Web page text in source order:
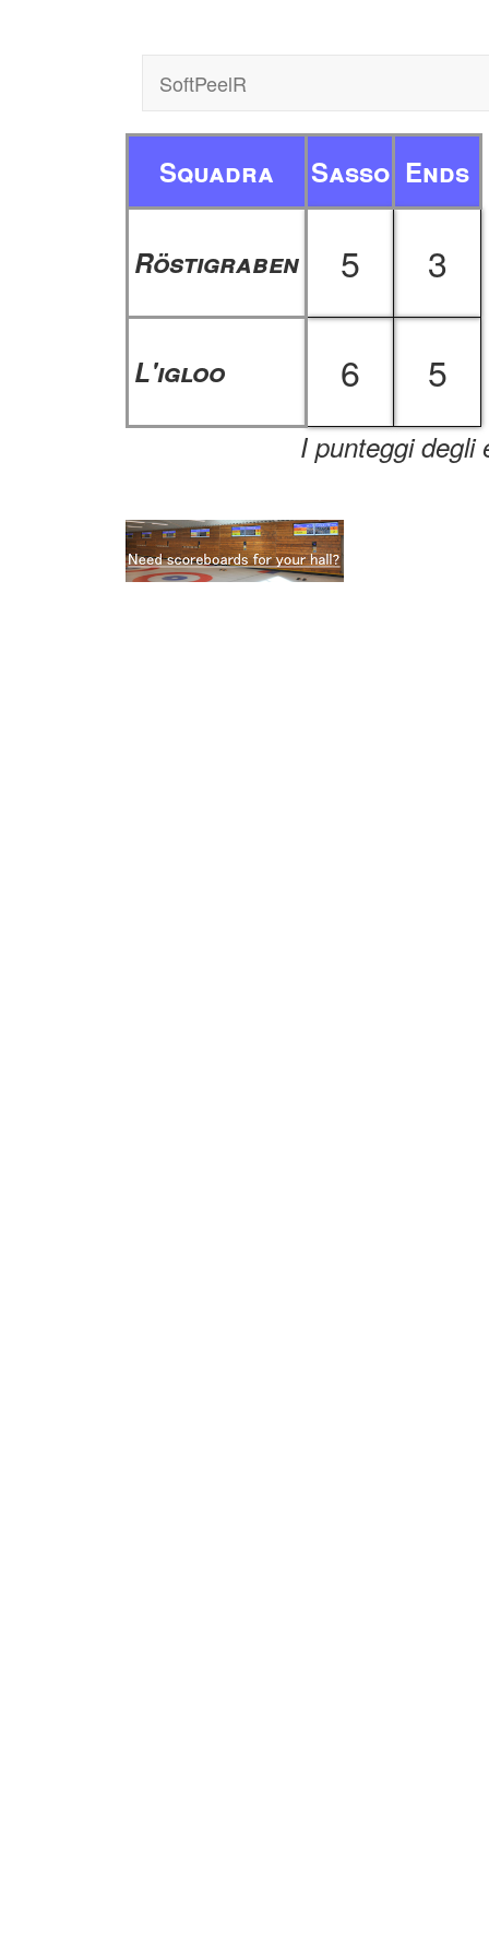
SoftPeelR
Squadra Sasso Ends
Röstigraben 5 3
L'igloo 6 5
I punteggi degli